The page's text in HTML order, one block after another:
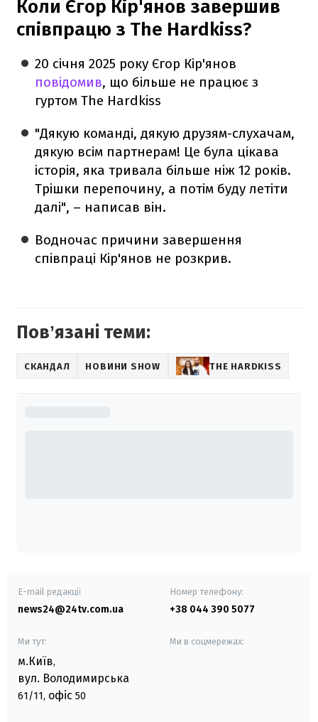
Коли Єгор Кір'янов завершив
співпрацю з The Hardkiss?
20 січня 2025 року Єгор Кір'янов
повідомив, що більше не працює з
гуртом The Hardkiss
"Дякую команді, дякую друзям-слухачам,
дякую всім партнерам! Це була цікава
історія, яка тривала більше ніж 12 років.
Трішки перепочину, а потім буду летіти
далі", – написав він.
Водночас причини завершення
співпраці Кір'янов не розкрив.
Повʼязані теми:
СКАНДАЛ НОВИНИ SHOW THE HARDKISS
E-mail редакції
news24@24tv.com.ua
Номер телефону:
+38 044 390 5077
Ми тут:
м.Київ,
вул. Володимирська
61/11, офіс 50
Ми в соцмережах: